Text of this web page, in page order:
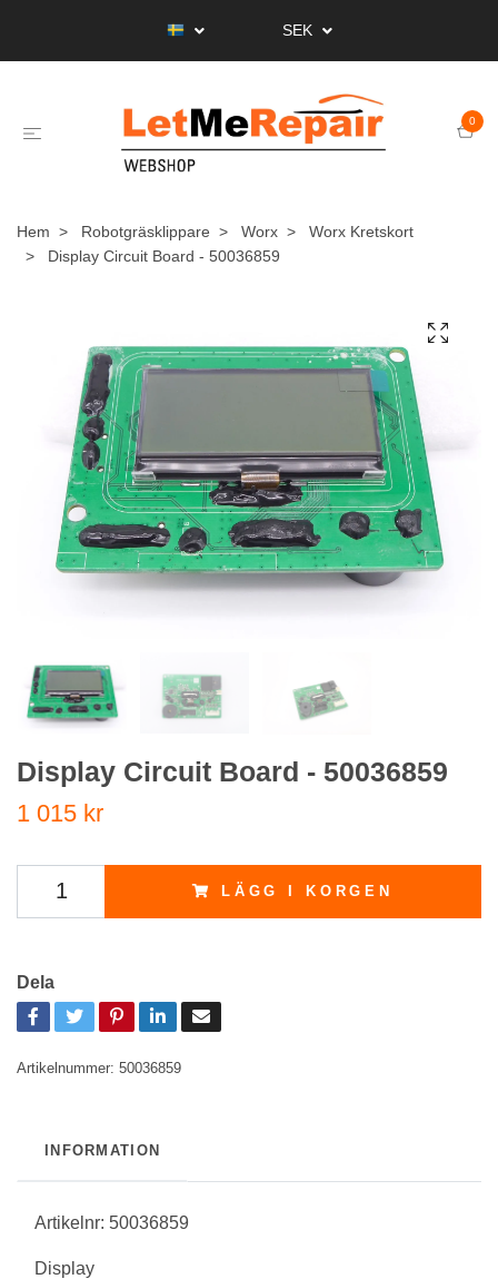
SEK
0
Hem Robotgräsklippare Worx
Worx Kretskort
Display Circuit Board - 50036859
Display Circuit Board - 50036859
1 015 kr
LÄGG I KORGEN
Dela
Artikelnummer: 50036859
INFORMATION
Artikelnr: 50036859
Display